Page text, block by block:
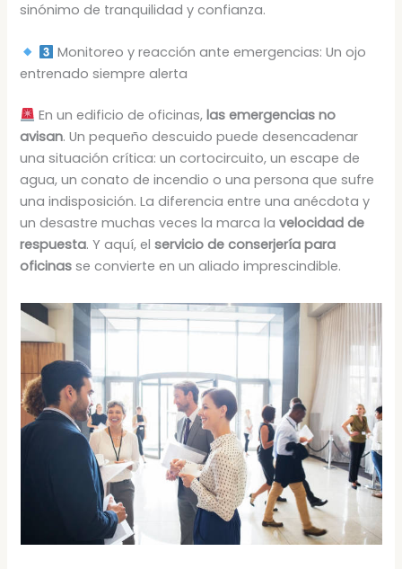
sinónimo de tranquilidad y confianza.
Monitoreo y reacción ante emergencias: Un ojo
entrenado siempre alerta
En un edificio de oficinas,las emergencias no
avisan. Un pequeño descuido puede desencadenar
una situación crítica: un cortocircuito, un escape de
agua, un conato de incendio o una persona que sufre
una indisposición. La diferencia entre una anécdota y
un desastre muchas veces la marca lavelocidad de
respuesta. Y aquí, elservicio de conserjería para
oficinas se convierte en un aliado imprescindible.